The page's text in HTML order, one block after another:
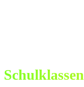
Schulklassen